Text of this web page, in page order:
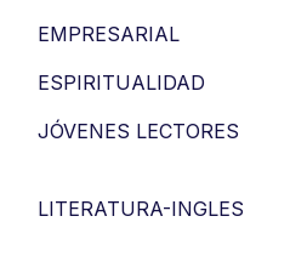
EMPRESARIAL
ESPIRITUALIDAD
JÓVENES LECTORES
LITERATURA-INGLES